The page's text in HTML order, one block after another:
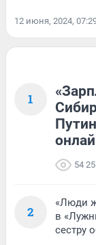
12 июня, 2024,
1
54
2
«Люди
в
сестру